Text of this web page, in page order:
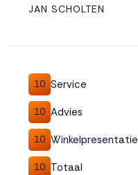
JAN SCHOLTEN
10 Service
10 Advies
10 Winkelpresentatie
10 Totaal